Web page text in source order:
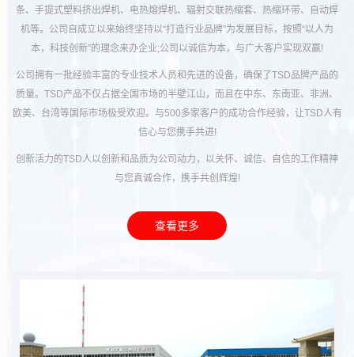
条、手提式塑料挤出焊机、电热熔焊机、辐射交联热缩套、热缩环带、自动焊
机等。公司自成立以来始终坚持以“打造行业品牌”为发展目标，按照“以人为
本，科技创新”的理念来办企业;公司以诚信为本，与广大客户实现双赢!
公司拥有一批经验丰富的专业技术人员和先进的设备，确保了TSD品牌产品的
质量。TSD产品不仅占据全国市场的半壁江山，而且在中东、东南亚、非洲、
欧美、台湾等国际市场极受欢迎。与500多家客户的成功合作经验，让TSD人有
信心与您携手共进!
创新活力的TSD人以创新和品质为公司动力，以关怀、诚信、自信的工作精神
与您真诚合作，携手共创辉煌!
查看更多